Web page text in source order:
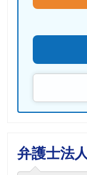
弁護士法